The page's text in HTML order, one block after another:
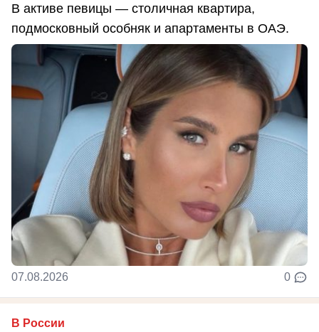
В активе певицы — столичная квартира,
подмосковный особняк и апартаменты в ОАЭ.
07.08.2026 0
В России